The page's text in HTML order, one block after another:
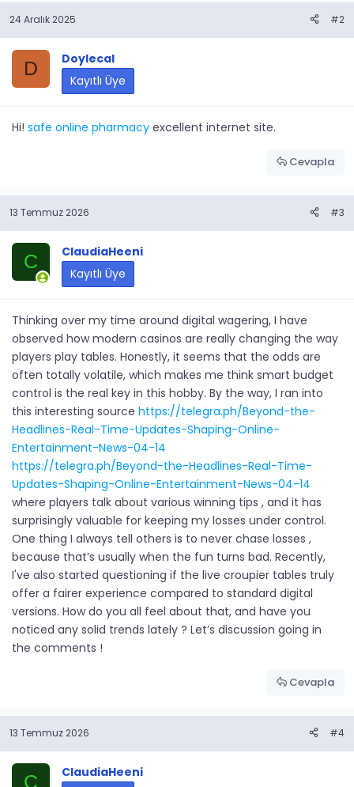
24 Aralık 2025 #2
D
Doylecal
Kayıtlı Üye
Hi! safe online pharmacy excellent internet site.
Cevapla
13 Temmuz 2026 #3
C
ClaudiaHeeni
Kayıtlı Üye
Thinking over my time around digital wagering, I have
observed how modern casinos are really changing the way
players play tables. Honestly, it seems that the odds are
often totally volatile, which makes me think smart budget
control is the real key in this hobby. By the way, I ran into
this interesting source https://telegra.ph/Beyond-the-
Headlines-Real-Time-Updates-Shaping-Online-
Entertainment-News-04-14
https://telegra.ph/Beyond-the-Headlines-Real-Time-
Updates-Shaping-Online-Entertainment-News-04-14
where players talk about various winning tips , and it has
surprisingly valuable for keeping my losses under control.
One thing I always tell others is to never chase losses ,
because that’s usually when the fun turns bad. Recently,
I've also started questioning if the live croupier tables truly
offer a fairer experience compared to standard digital
versions. How do you all feel about that, and have you
noticed any solid trends lately ? Let’s discussion going in
the comments !
Cevapla
13 Temmuz 2026 #4
C
ClaudiaHeeni